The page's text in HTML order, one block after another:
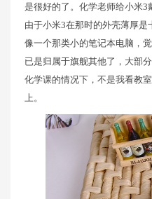
是很好的了。化学老师给小米3
由于小米3在那时的外壳薄厚
像一个那类小的笔记本电脑，
已是归属于旗舰其他了，大部
化学课的情况下，不是我看教
上。